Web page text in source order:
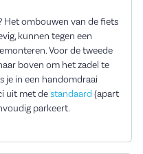
Het ombouwen van de fiets
kunnen tegen een
Voor de tweede
boven om het zadel te
je in een handomdraai
uit met destandaard (apart
parkeert.